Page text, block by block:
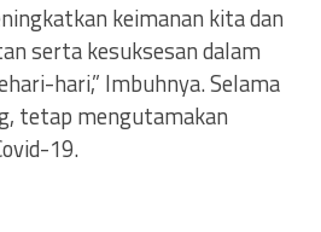
keimanan kita dan
serta kesuksesan dalam
hari,” Imbuhnya. Selama
tetap mengutamakan
19.